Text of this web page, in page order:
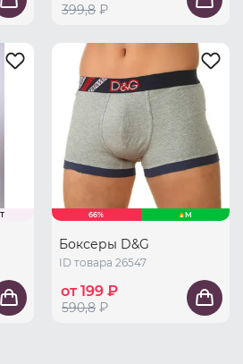
399,8 ₽
66% M
Боксеры D&G
ID товара 26547
от 199 ₽
590,8 ₽